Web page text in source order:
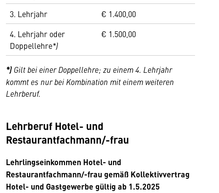
3. Lehrjahr
€ 1.400,00
4. Lehrjahr oder
Doppellehre*)
€ 1.500,00
*) Gilt bei einer Doppellehre; zu einem 4. Lehrjahr
kommt es nur bei Kombination mit einem weiteren
Lehrberuf.
Lehrberuf Hotel- und
Restaurantfachmann/-frau
Lehrlingseinkommen Hotel- und
Restaurantfachmann/-frau gemäß Kollektivvertrag
Hotel- und Gastgewerbe gültig ab 1.5.2025